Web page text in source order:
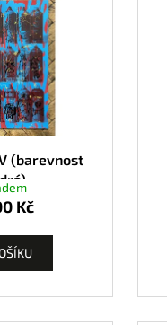
(barevnost
Kč